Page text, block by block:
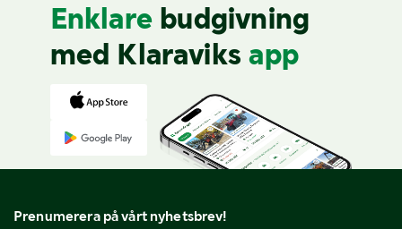
Enklare budgivning
med Klaraviks app
Prenumerera på vårt nyhetsbrev!